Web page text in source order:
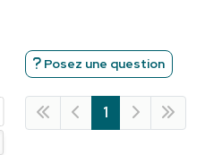
Posez une question
1